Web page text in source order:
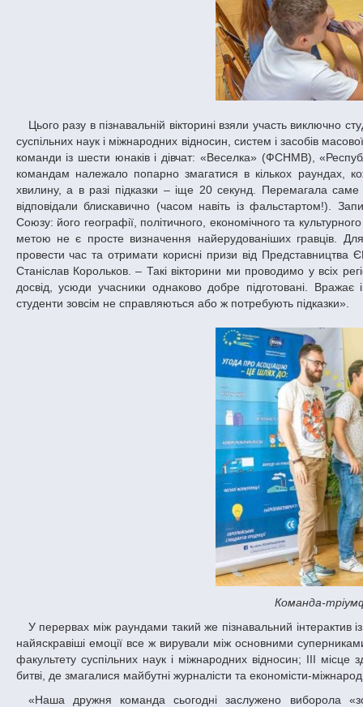
Цього разу в пізнавальній вікторині взяли участь виключно студенти Дніпровського національного університету – представники факультетів:
суспільних наук і міжнародних відносин, систем і засобів
команди із шести юнаків і дівчат: «Веселка» (ФСНМВ),
командам належало попарно змагатися в кількох раундах,
хвилину, а в разі підказки – іще 20 секунд. Перемагала саме
відповідали блискавично (часом навіть із фальстартом!).
Союзу: його географії, політичного, економічного та
метою не є просте визначення найерудованіших гравців.
провести час та отримати корисні призи від Представництва
Станіслав Корольков. – Такі вікторини ми проводимо у всіх
досвід, усюди учасники однаково добре підготовані.
студенти зовсім не справляються або ж потребують підказки».
Команда-
У перервах між раундами такий же пізнавальний інтерактив із цінними призами організатори запропонували й глядацькій аудиторії. Однак
найяскравіші емоції все ж вирували між основними
факультету суспільних наук і міжнародних відносин; ІІІ
битві, де змагалися майбутні журналісти та економісти-
«Наша дружня команда сьогодні заслужено виборола «золото» турніру, – ділиться враженнями учасниця команди «Республіка»